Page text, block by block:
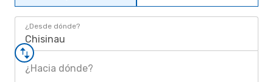
¿Desde dónde?
Chisinau
¿Hacia dónde?